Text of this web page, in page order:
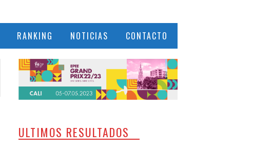
RANKING NOTICIAS CONTACTO
ULTIMOS RESULTADOS